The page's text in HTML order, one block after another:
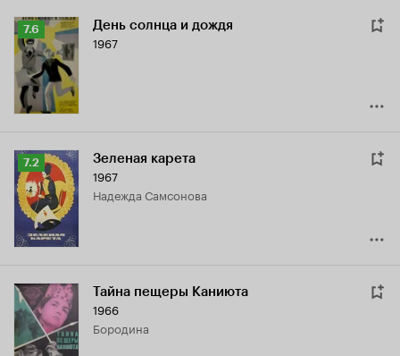
Рейтинг
Кинопоиска
7.6
7.6 День солнца и дождя
1967
Рейтинг
Кинопоиска
7.2
7.2 Зеленая карета
1967
Надежда Самсонова
Тайна пещеры Каниюта
1966
Бородина